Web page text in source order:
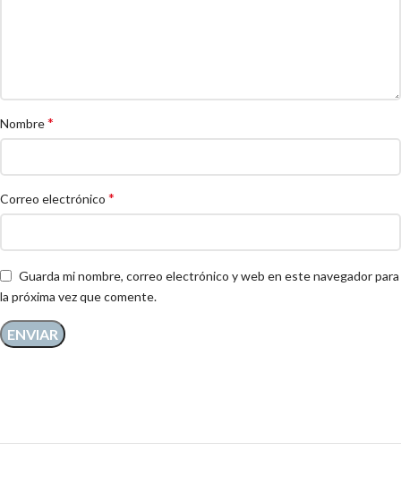
Nombre*
Correo electrónico *
Guarda mi nombre, correo electrónico y web en este navegador para
la próxima vez que comente.